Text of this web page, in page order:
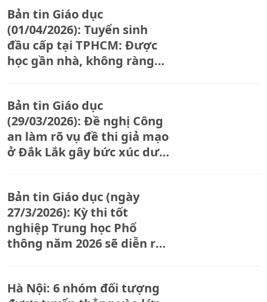
Bản tin Giáo dục
(01/04/2026): Tuyển sinh
đầu cấp tại TPHCM: Được
học gần nhà, không ràng
Bản tin Giáo dục
(29/03/2026): Đề nghị Công
an làm rõ vụ đề thi giả mạo
ở Đắk Lắk gây bức xúc dư
Bản tin Giáo dục (ngày
27/3/2026): Kỳ thi tốt
nghiệp Trung học Phổ
thông năm 2026 sẽ diễn ra
Hà Nội: 6 nhóm đối tượng